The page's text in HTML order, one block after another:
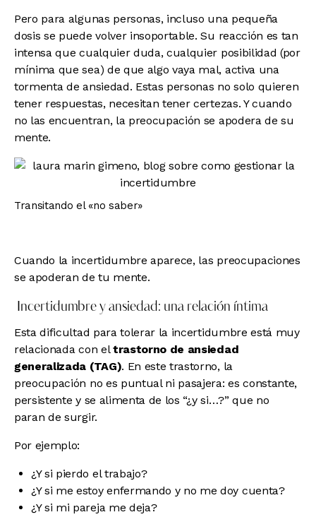
Pero para algunas personas, incluso una pequeña
dosis se puede volver insoportable. Su reacción es tan
intensa que cualquier duda, cualquier posibilidad (por
mínima que sea) de que algo vaya mal, activa una
tormenta de ansiedad. Estas personas no solo quieren
tener respuestas, necesitan tener certezas. Y cuando
no las encuentran, la preocupación se apodera de su
mente.
Transitando el «no saber»
Cuando la incertidumbre aparece, las preocupaciones
se apoderan de tu mente.
Incertidumbre y ansiedad: una relación íntima
Esta dificultad para tolerar la incertidumbre está muy
relacionada con eltrastorno de ansiedad
generalizada (TAG). En este trastorno, la
preocupación no es puntual ni pasajera: es constante,
persistente y se alimenta de los “¿y si…?” que no
paran de surgir.
Por ejemplo:
¿Y si pierdo el trabajo?
¿Y si me estoy enfermando y no me doy cuenta?
¿Y si mi pareja me deja?